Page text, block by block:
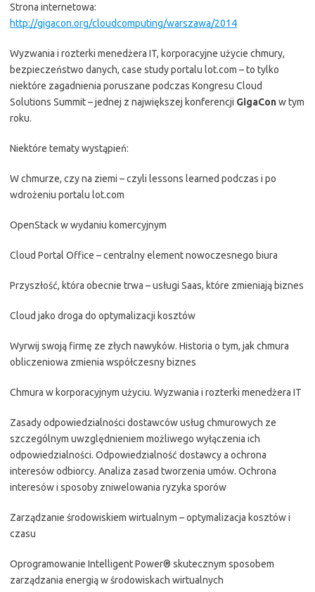
Strona internetowa:
http://gigacon.org/cloudcomputing/warszawa/2014
Wyzwania i rozterki menedżera IT, korporacyjne użycie chmury,
bezpieczeństwo danych, case study portalu lot.com – to tylko
niektóre zagadnienia poruszane podczas Kongresu Cloud
Solutions Summit – jednej z największej konferencji GigaConw tym
roku.
Niektóre tematy wystąpień:
W chmurze, czy na ziemi – czyli lessons learned podczas i po
wdrożeniu portalu lot.com
OpenStack w wydaniu komercyjnym
Cloud Portal Office – centralny element nowoczesnego biura
Przyszłość, która obecnie trwa – usługi Saas, które zmieniają biznes
Cloud jako droga do optymalizacji kosztów
Wyrwij swoją firmę ze złych nawyków. Historia o tym, jak chmura
obliczeniowa zmienia współczesny biznes
Chmura w korporacyjnym użyciu. Wyzwania i rozterki menedżera IT
Zasady odpowiedzialności dostawców usług chmurowych ze
szczególnym uwzględnieniem możliwego wyłączenia ich
odpowiedzialności. Odpowiedzialność dostawcy a ochrona
interesów odbiorcy. Analiza zasad tworzenia umów. Ochrona
interesów i sposoby zniwelowania ryzyka sporów
Zarządzanie środowiskiem wirtualnym – optymalizacja kosztów i
czasu
Oprogramowanie Intelligent Power® skutecznym sposobem
zarządzania energią w środowiskach wirtualnych